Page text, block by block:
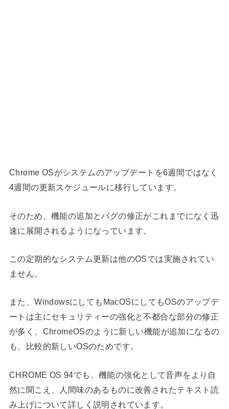
Chrome OSがシステムのアップデートを6週間ではなく
4週間の更新スケジュールに移行しています。
そのため、機能の追加とバグの修正がこれまでになく迅
速に展開されるようになっています。
この定期的なシステム更新は他のOSでは実施されてい
ません。
また、WindowsにしてもMacOSにしてもOSのアップデ
ートは主にセキュリティーの強化と不都合な部分の修正
が多く、ChromeOSのように新しい機能が追加になるの
も、比較的新しいOSのためです。
CHROME OS 94でも、機能の強化として音声をより自
然に聞こえ、人間味のあるものに改善されたテキスト読
み上げについて詳しく説明されています。